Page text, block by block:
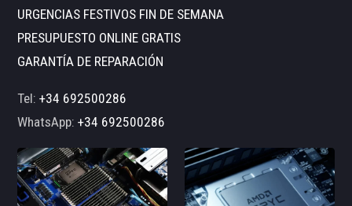
URGENCIAS FESTIVOS FIN DE SEMANA
PRESUPUESTO ONLINE GRATIS
GARANTÍA DE REPARACIÓN
Tel:+34 692500286
WhatsApp:+34 692500286